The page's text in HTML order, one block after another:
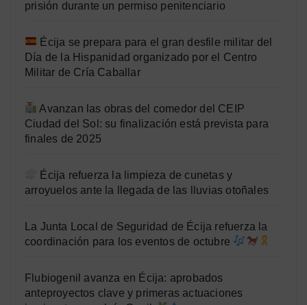
prisión durante un permiso penitenciario
Écija se prepara para el gran desfile militar del
Día de la Hispanidad organizado por el Centro
Militar de Cría Caballar
Avanzan las obras del comedor del CEIP
Ciudad del Sol: su finalización está prevista para
finales de 2025
Écija refuerza la limpieza de cunetas y
arroyuelos ante la llegada de las lluvias otoñales
La Junta Local de Seguridad de Écija refuerza la
coordinación para los eventos de octubre
Flubiogenil avanza en Écija: aprobados
anteproyectos clave y primeras actuaciones